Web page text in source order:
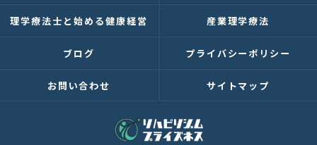
理学療法士と始める健康経営 産業理学療法
ブログ プライバシーポリシー
お問い合わせ サイトマップ